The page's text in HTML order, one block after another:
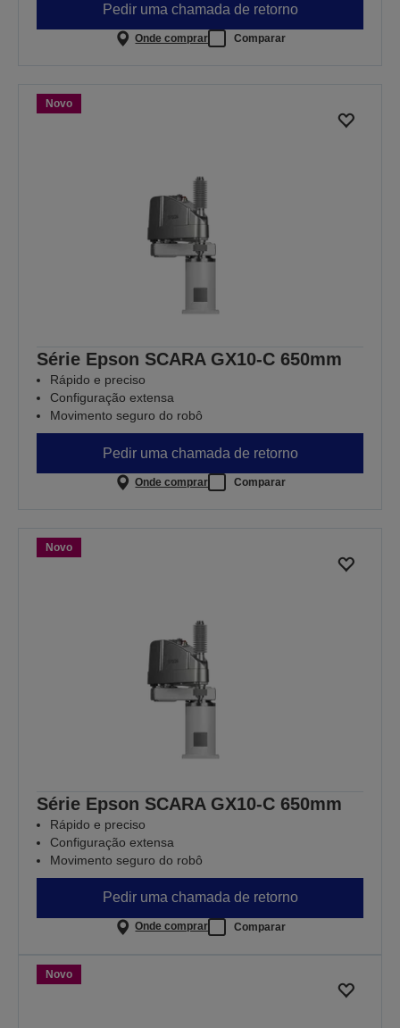
Pedir uma chamada de retorno
Onde comprar Comparar
Novo
Série Epson SCARA GX10-C 650mm
Rápido e preciso
Configuração extensa
Movimento seguro do robô
Pedir uma chamada de retorno
Onde comprar Comparar
Novo
Série Epson SCARA GX10-C 650mm
Rápido e preciso
Configuração extensa
Movimento seguro do robô
Pedir uma chamada de retorno
Onde comprar Comparar
Novo